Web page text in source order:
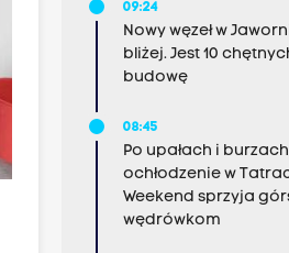
09:24
Nowy węzeł w
bliżej. Jest 10
budowę
08:45
Po upałach i burzach
ochłodzenie w
Weekend sprzyja
wędrówkom